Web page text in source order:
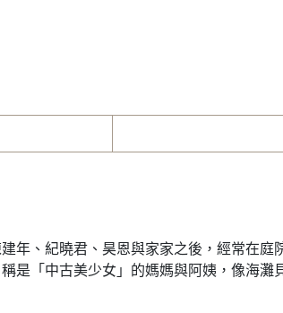
年、紀曉君、昊恩與家家之後，經常在
是「中古美少女」的媽媽與阿姨，像海